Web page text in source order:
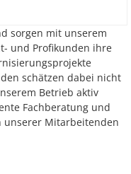
sorgen mit unserem
und Profikunden ihre
schätzen dabei nicht
Betrieb aktiv
Fachberatung und
unserer Mitarbeitenden